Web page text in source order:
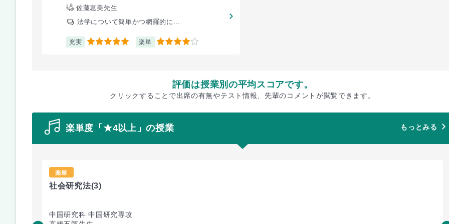
佐藤恵美先生
法学について簡単かつ網羅的に...
充実 5 楽単 4
評価は授業別の平均スコアです。
クリックすることで出席の有無やテスト情報、先輩のコメントが閲覧できます。
楽単度「★4以上」の授業 もっとみる
楽単
社会研究法(3)
中国研究科 中国研究専攻